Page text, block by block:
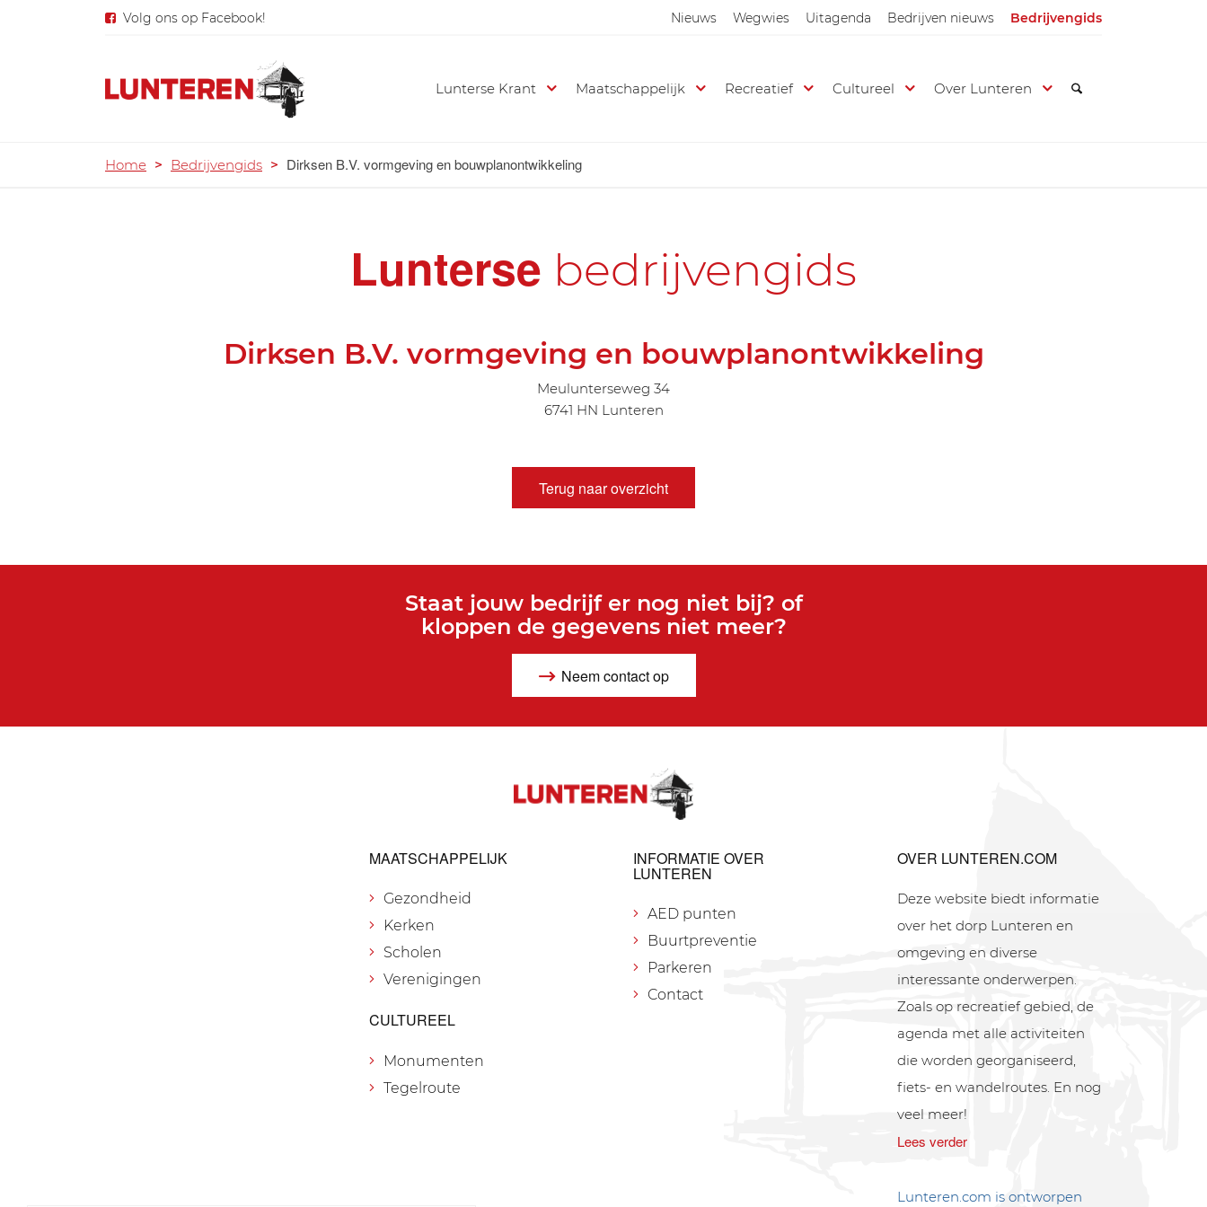
Nieuws Wegwies Uitagenda Bedrijven nieuws Bedrijvengids
Volg ons op Facebook!
Lunterse Krant Maatschappelijk Recreatief Cultureel Over Lunteren
Home > Bedrijvengids > Dirksen B.V. vormgeving en bouwplanontwikkeling
Lunterse bedrijvengids
Dirksen B.V. vormgeving en bouwplanontwikkeling
Meulunterseweg 34
6741 HN Lunteren
Terug naar overzicht
Staat jouw bedrijf er nog niet bij? of
kloppen de gegevens niet meer?
Neem contact op
MAATSCHAPPELIJK
Gezondheid
Kerken
Scholen
Verenigingen
CULTUREEL
Monumenten
Tegelroute
INFORMATIE OVER
LUNTEREN
AED punten
Buurtpreventie
Parkeren
Contact
OVER LUNTEREN.COM
Deze website biedt informatie
over het dorp Lunteren en
omgeving en diverse
interessante onderwerpen.
Zoals op recreatief gebied, de
agenda met alle activiteiten
die worden georganiseerd,
fiets- en wandelroutes. En nog
veel meer!
Lees verder
Lunteren.com is ontworpen